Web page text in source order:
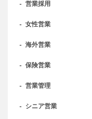
- 営業採用
- 女性営業
- 海外営業
- 保険営業
- 営業管理
- シニア営業